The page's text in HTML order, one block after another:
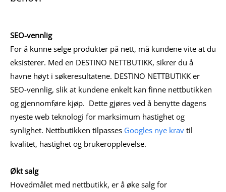
SEO-vennlig
For å kunne selge produkter på nett, må kundene vite at du
eksisterer. Med en DESTINO NETTBUTIKK, sikrer du å
havne høyt i søkeresultatene. DESTINO NETTBUTIKK er
SEO-vennlig, slik at kundene enkelt kan finne nettbutikken
og gjennomføre kjøp. Dette gjøres ved å benytte dagens
nyeste web teknologi for marksimum hastighet og
synlighet. Nettbutikken tilpasses Googles nye krav til
kvalitet, hastighet og brukeropplevelse.
Økt salg
Hovedmålet med nettbutikk, er å øke salg for